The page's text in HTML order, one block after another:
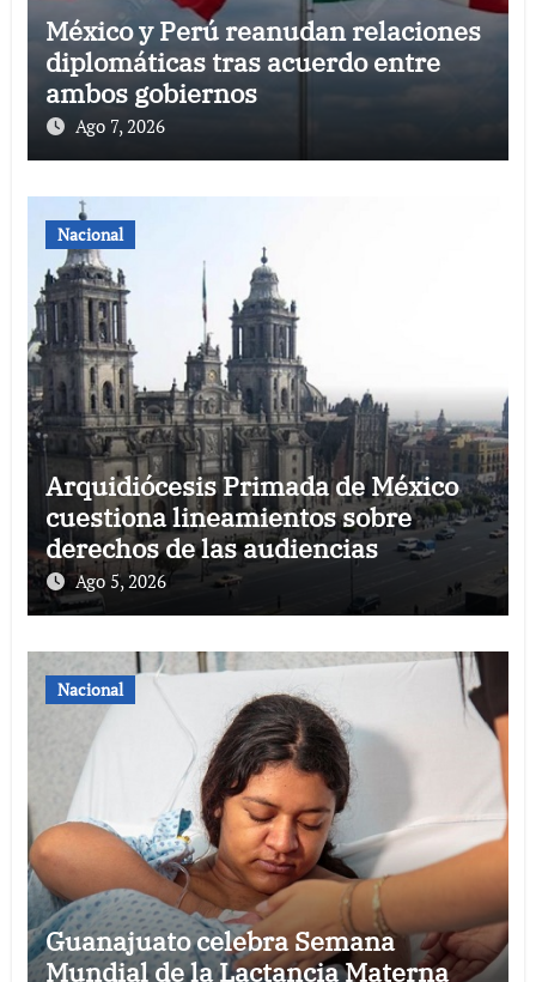
México y Perú reanudan relaciones
diplomáticas tras acuerdo entre
ambos gobiernos
Ago 7, 2026
Nacional
Arquidiócesis Primada de México
cuestiona lineamientos sobre
derechos de las audiencias
Ago 5, 2026
Nacional
Guanajuato celebra Semana
Mundial de la Lactancia Materna